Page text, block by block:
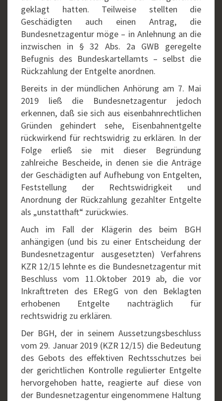
geklagt hatten. Teilweise stellten die
Geschädigten auch einen Antrag, die
Bundesnetzagentur möge – in Anlehnung an die
inzwischen in § 32 Abs. 2a GWB geregelte
Befugnis des Bundeskartellamts – selbst die
Rückzahlung der Entgelte anordnen.
Bereits in der mündlichen Anhörung am 7. Mai
2019 ließ die Bundesnetzagentur jedoch
erkennen, daß sie sich aus eisenbahnrechtlichen
Gründen gehindert sehe, Eisenbahnentgelte
rückwirkend für rechtswidrig zu erklären. In der
Folge erließ sie mit dieser Begründung
zahlreiche Bescheide, in denen sie die Anträge
der Geschädigten auf Aufhebung von Entgelten,
Feststellung der Rechtswidrigkeit und
Anordnung der Rückzahlung gezahlter Entgelte
als „unstatthaft“ zurückwies.
Auch im Fall der Klägerin des beim BGH
anhängigen (und bis zu einer Entscheidung der
Bundesnetzagentur ausgesetzten) Verfahrens
KZR 12/15 lehnte es die Bundesnetzagentur mit
Beschluss vom 11.Oktober 2019 ab, die vor
Inkrafttreten des ERegG von den Beklagten
erhobenen Entgelte nachträglich für
rechtswidrig zu erklären.
Der BGH, der in seinem Aussetzungsbeschluss
vom 29. Januar 2019 (KZR 12/15) die Bedeutung
des Gebots des effektiven Rechtsschutzes bei
der gerichtlichen Kontrolle regulierter Entgelte
hervorgehoben hatte, reagierte auf diese von
der Bundesnetzagentur eingenommene Haltung